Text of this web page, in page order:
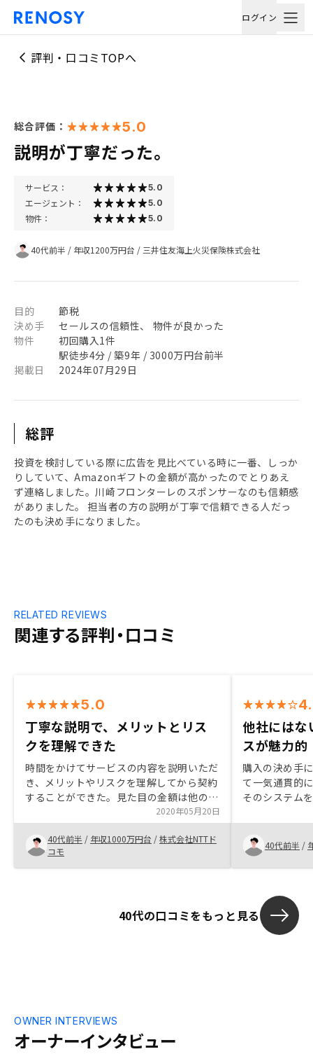
ログイン
評判・口コミTOPへ
総合評価： 5.0
説明が丁寧だった。
サービス： 5.0
エージェント： 5.0
物件： 5.0
40代前半 / 年収1200万円台 / 三井住友海上火災保険株式会社
目的
節税
決め手
セールスの信頼性、 物件が良かった
物件
初回購入1件
駅徒歩4分 / 築9年 / 3000万円台前半
掲載日
2024年07月29日
総評
投資を検討している際に広告を見比べている時に一番、しっか
りしていて、Amazonギフトの金額が高かったのでとりあえ
ず連絡しました。川崎フロンターレのスポンサーなのも信頼感
がありました。 担当者の方の説明が丁寧で信頼できる人だっ
たのも決め手になりました。
関連する評判・口コミ
RELATED REVIEWS
5.0
丁寧な説明で、メリットとリス
クを理解できた
時間をかけてサービスの内容を説明いただ
き、メリットやリスクを理解してから契約
することができた。見た目の金額は他の投
資に比べて大きく感じたが、適切にリスク
をコントロールしている分、リターンは普
通で、むしろ地道な投資であることが理解
できた。元証券マンの担当者が株ではなく
不動産投資の営業をしていることも安心感
ル。AIを感じるさせるUI、インテリアにも
2020年05月20日
40代前半 / 年収1000万円台 /株式会社NTTド
コモ
他社にはな
スが魅力的
購入の決め手になっ
て一気通貫的
そのシステム
の不動産投資
ローチで、説
Renosyさん
に持たれてい
があるとより
物件を選定さ
空室率を左右
40代前半 /
40代の口コミをもっと見る
オーナーインタビュー
OWNER INTERVIEWS